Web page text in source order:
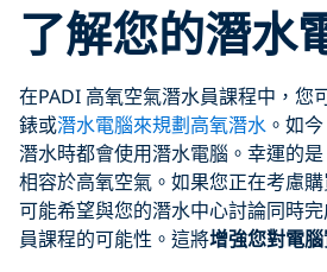
了解您的潛水
在PADI 高氧空氣潛水員課程中，您
錶或潛水電腦來規劃高氧潛水 。如
潛水時都會使用潛水電腦。幸運的
相容於高氧空氣。如果您正在考慮
可能希望與您的潛水中心討論同時
員課程的可能性。這將增強您對電